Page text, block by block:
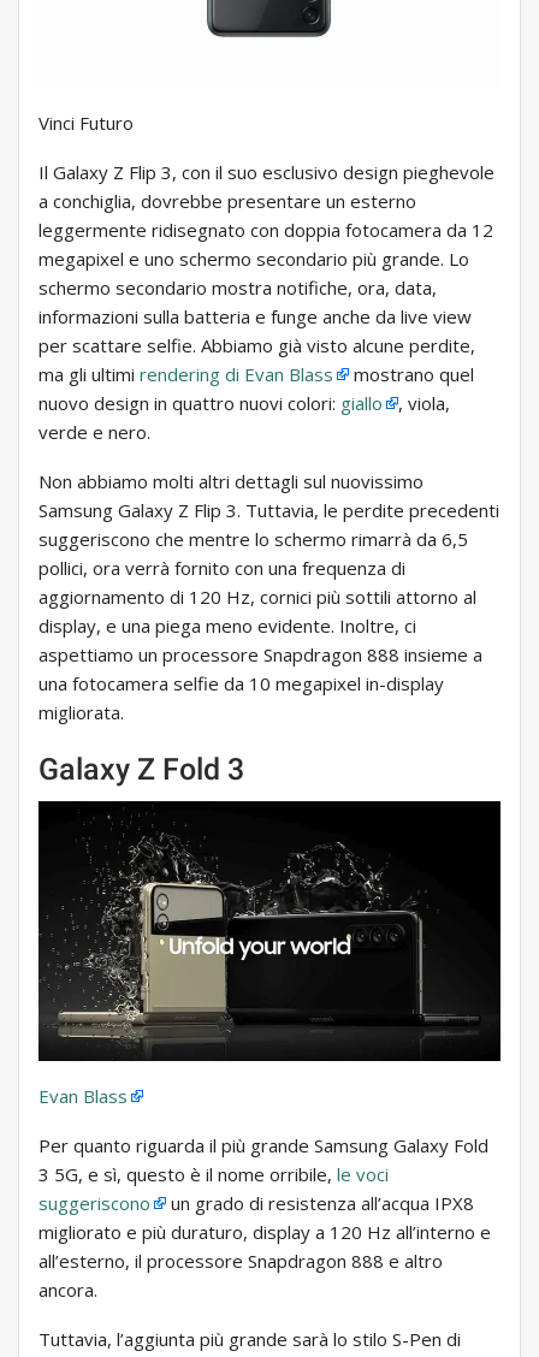
Vinci Futuro
Il Galaxy Z Flip 3, con il suo esclusivo design pieghevole
a conchiglia, dovrebbe presentare un esterno
leggermente ridisegnato con doppia fotocamera da 12
megapixel e uno schermo secondario più grande. Lo
schermo secondario mostra notifiche, ora, data,
informazioni sulla batteria e funge anche da live view
per scattare selfie. Abbiamo già visto alcune perdite,
ma gli ultimi rendering di Evan Blass
mostrano quel
nuovo design in quattro nuovi colori: giallo
, viola,
verde e nero.
Non abbiamo molti altri dettagli sul nuovissimo
Samsung Galaxy Z Flip 3. Tuttavia, le perdite precedenti
suggeriscono che mentre lo schermo rimarrà da 6,5 ​​
pollici, ora verrà fornito con una frequenza di
aggiornamento di 120 Hz, cornici più sottili attorno al
display, e una piega meno evidente. Inoltre, ci
aspettiamo un processore Snapdragon 888 insieme a
una fotocamera selfie da 10 megapixel in-display
migliorata.
Galaxy Z Fold 3
Evan Blass
Per quanto riguarda il più grande Samsung Galaxy Fold
3 5G, e sì, questo è il nome orribile, le voci
suggeriscono
un grado di resistenza all’acqua IPX8
migliorato e più duraturo, display a 120 Hz all’interno e
all’esterno, il processore Snapdragon 888 e altro
ancora.
Tuttavia, l’aggiunta più grande sarà lo stilo S-Pen di